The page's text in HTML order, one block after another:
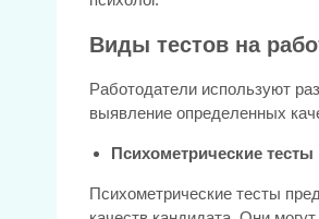
Виды тестов на
Работодатели используют
выявление определенных
Психометрические тесты
Психометрические тесты